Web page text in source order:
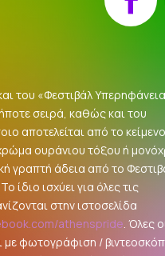
του «Φεστιβάλ
σειρά, καθώς και του
αποτελείται από το κείμενο
ουράνιου τόξου ή
γραπτή άδεια από το
ισχύει για όλες τις
στην ιστοσελίδα
athenspride . Όλες
φωτογράφιση /